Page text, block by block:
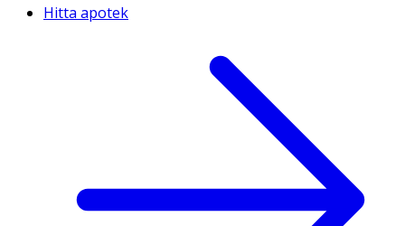
Hitta apotek